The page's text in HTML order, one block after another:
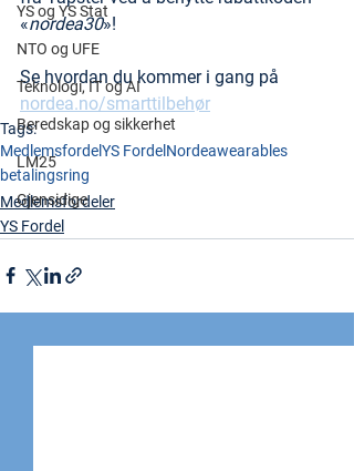
YS og YS Stat
NTO og UFE
Teknologi, IT og AI
Beredskap og sikkerhet
LM25
Gjensidige
«nordea30»!
Se hvordan du kommer i gang på
nordea.no/smarttilbehør
Tags:
MedlemsfordelYS Fordel Nordeawearables
betalingsring
Medlemsfordeler
YS Fordel